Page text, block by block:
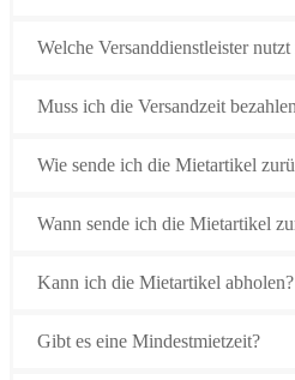
Welche Versanddienstleister nutzt
Muss ich die Versandzeit
Wie sende ich die Mietartikel
Wann sende ich die Mietartikel
Kann ich die Mietartikel abholen?
Gibt es eine Mindestmietzeit?